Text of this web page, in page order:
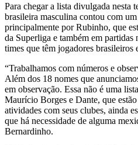
Para chegar a lista divulgada nesta
brasileira masculina contou com
principalmente por Rubinho, que
da Superliga e também em partidas
times que têm jogadores brasileiros
“Trabalhamos com números e
Além dos 18 nomes que
em observação. Essa não é uma
Maurício Borges e Dante, que
atividades com seus clubes, ainda
que há necessidade de alguma
Bernardinho.